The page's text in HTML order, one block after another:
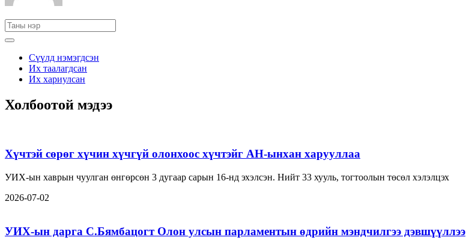
Сүүлд нэмэгдсэн
Их таалагдсан
Их хариулсан
Холбоотой мэдээ
Хүчтэй сөрөг хүчин хүчгүй олонхоос хүчтэйг АН-ынхан харууллаа
УИХ-ын хаврын чуулган өнгөрсөн 3 дугаар сарын 16-нд эхэлсэн. Нийт 33 хууль, тогтоолын төсөл хэлэлцэх
2026-07-02
УИХ-ын дарга С.Бямбацогт Олон улсын парламентын өдрийн мэндчилгээ дэвшүүллээ